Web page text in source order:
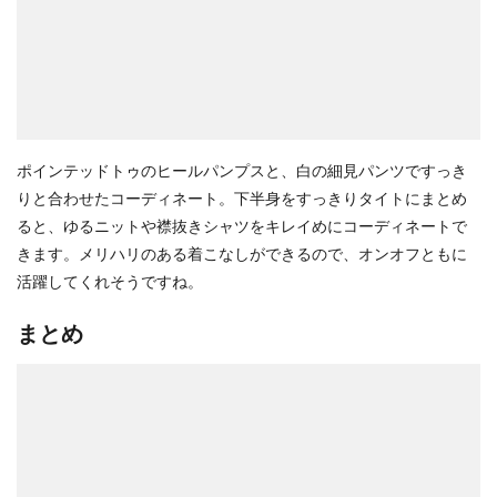
ポインテッドトゥのヒールパンプスと、白の細見パンツですっき
りと合わせたコーディネート。下半身をすっきりタイトにまとめ
ると、ゆるニットや襟抜きシャツをキレイめにコーディネートで
きます。メリハリのある着こなしができるので、オンオフともに
活躍してくれそうですね。
まとめ